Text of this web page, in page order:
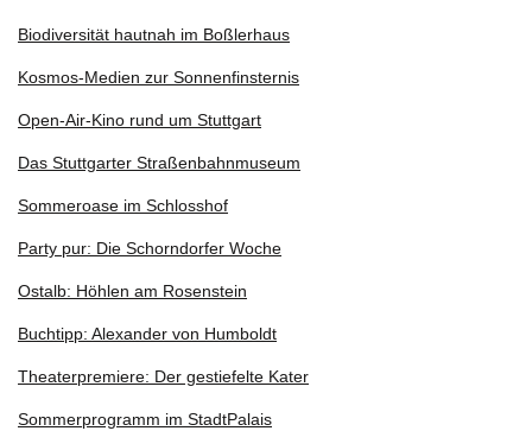
Biodiversität hautnah im Boßlerhaus
Kosmos-Medien zur Sonnenfinsternis
Open-Air-Kino rund um Stuttgart
Das Stuttgarter Straßenbahnmuseum
Sommeroase im Schlosshof
Party pur: Die Schorndorfer Woche
Ostalb: Höhlen am Rosenstein
Buchtipp: Alexander von Humboldt
Theaterpremiere: Der gestiefelte Kater
Sommerprogramm im StadtPalais